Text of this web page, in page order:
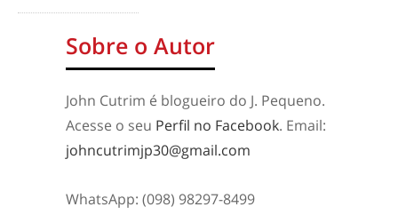
Sobre o Autor
John Cutrim é blogueiro do J. Pequeno.
Acesse o seu Perfil no Facebook. Email:
johncutrimjp30@gmail.com
WhatsApp: (098) 98297-8499